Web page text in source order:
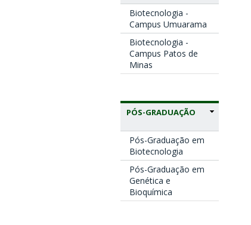
Biotecnologia -
Campus Umuarama
Biotecnologia -
Campus Patos de
Minas
PÓS-GRADUAÇÃO
Pós-Graduação em
Biotecnologia
Pós-Graduação em
Genética e
Bioquímica